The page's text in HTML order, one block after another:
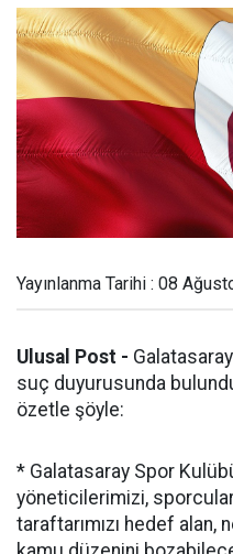
Yayınlanma Tarihi : 08
Ulusal Post -
suç duyurusunda
özetle şöyle:
* Galatasaray Spor
yöneticilerimizi,
taraftarımızı hedef